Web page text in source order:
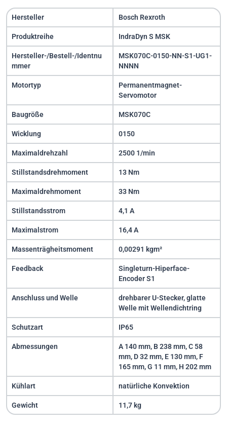
Hersteller Bosch Rexroth
Produktreihe IndraDyn S MSK
Hersteller-/Bestell-/Identnu
mmer
MSK070C-0150-NN-S1-UG1-
NNNN
Motortyp
Permanentmagnet-
Servomotor
Baugröße MSK070C
Wicklung 0150
Maximaldrehzahl 2500 1/min
Stillstandsdrehmoment 13 Nm
Maximaldrehmoment 33 Nm
Stillstandsstrom 4,1 A
Maximalstrom 16,4 A
Massenträgheitsmoment 0,00291 kgm²
Feedback
Singleturn-Hiperface-
Encoder S1
Anschluss und Welle
drehbarer U-Stecker, glatte
Welle mit Wellendichtring
Schutzart IP65
Abmessungen
A 140 mm, B 238 mm, C 58
mm, D 32 mm, E 130 mm, F
165 mm, G 11 mm, H 202 mm
Kühlart natürliche Konvektion
Gewicht 11,7 kg